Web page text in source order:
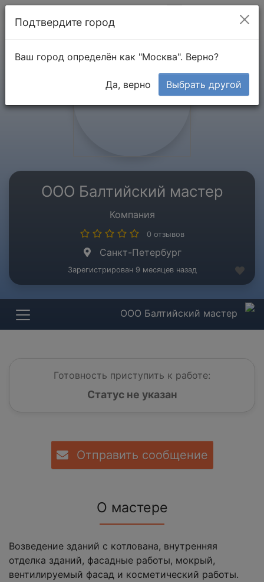
ООО Балтийский мастер
Компания
0 отзывов
Санкт-Петербург
Зарегистрирован 9 месяцев назад
ООО Балтийский мастер
Готовность приступить к работе:
Статус не указан
Отправить сообщение
О мастере
Возведение зданий с котлована, внутренняя
отделка зданий, фасадные работы, мокрый,
вентилируемый фасад и косметический работы.
Подтвердите город
Ваш город определён как "Москва". Верно?
Да, верно Выбрать другой